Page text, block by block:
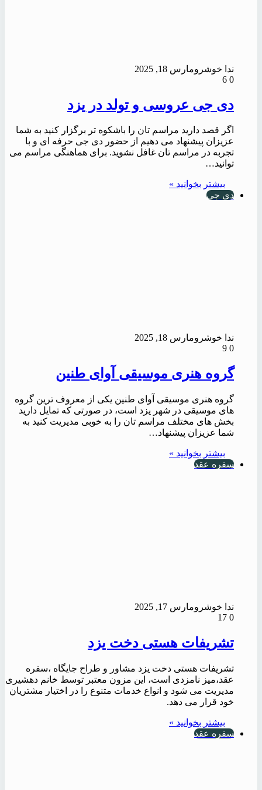
ندا خوشرومارس 18, 2025
0
دی جی عروسی و تولد در یزد
اگر قصد دارید مراسم تان را باشکوه تر برگزار کنید به شما
عزیزان پیشنهاد می دهیم از حضور دی جی حرفه ای و با
تجربه در مراسم تان غافل نشوید. برای هماهنگی مراسم می
توانید…
بیشتر بخوانید »
دی جی
ندا خوشرومارس 18, 2025
0
گروه هنری موسیقی آوای طنین
گروه هنری موسیقی آوای طنین یکی از معروف ترین گروه
های موسیقی در شهر یزد است، در صورتی که تمایل دارید
بخش های مختلف مراسم تان را به خوبی مدیریت کنید به
شما عزیزان پیشنهاد…
بیشتر بخوانید »
سفره عقد
ندا خوشرومارس 17, 2025
0
تشریفات هستی دخت یزد
تشریفات هستی دخت یزد مشاور و طراح جایگاه ،سفره
عقد،میز نامزدی است، این مزون معتبر توسط خانم دهشیری
مدیریت می شود و انواع خدمات متنوع را در اختیار مشتریان
خود قرار می دهد.
بیشتر بخوانید »
سفره عقد